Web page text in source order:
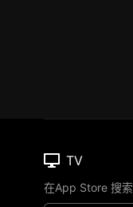
TV
在App Store 搜索